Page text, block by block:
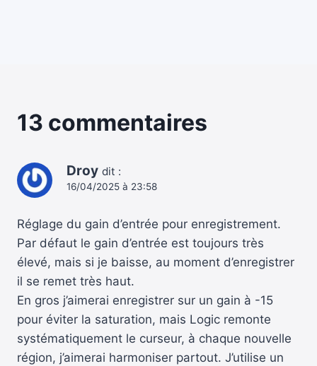
13 commentaires
Droy dit :
16/04/2025 à 23:58
Réglage du gain d’entrée pour enregistrement.
Par défaut le gain d’entrée est toujours très
élevé, mais si je baisse, au moment d’enregistrer
il se remet très haut.
En gros j’aimerai enregistrer sur un gain à -15
pour éviter la saturation, mais Logic remonte
systématiquement le curseur, à chaque nouvelle
région, j’aimerai harmoniser partout. J’utilise un